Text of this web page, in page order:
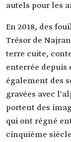
autels pour les
En 2018, des
Trésor de
terre cuite,
enterrée
également des
gravées avec
portent des
qui ont régné
cinquième